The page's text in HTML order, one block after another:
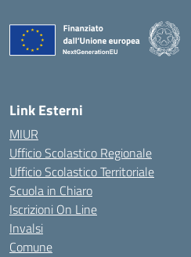
Link Esterni
MIUR
Ufficio Scolastico Regionale
Ufficio Scolastico Territoriale
Scuola in Chiaro
Iscrizioni On Line
Invalsi
Comune